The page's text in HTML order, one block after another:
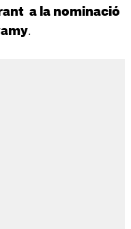
a la nominació
.